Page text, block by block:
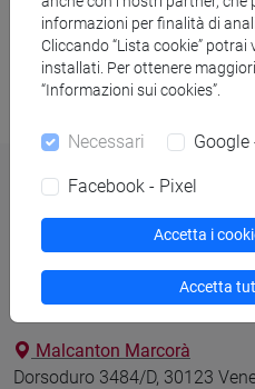
Bandi incarichi post-doc
Dipartimento di
Malcanton Marcorà
Dorsoduro 3484/D, 30123
informazioni per finalità di
Cliccando “Lista cookie”
installati. Per ottenere
“Informazioni sui cookies”.
Necessari Google
Facebook - Pixel
Accetta i
Accetta